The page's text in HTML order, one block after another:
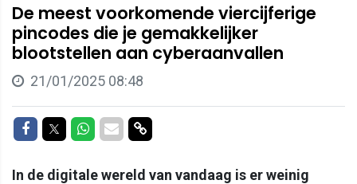
De meest voorkomende viercijferige
pincodes die je gemakkelijker
blootstellen aan cyberaanvallen
21/01/2025 08:48
Delen op Facebook
Delen op Twitter
Delen op Whatsapp
Delen via Mail
Delen via link
In de digitale wereld van vandaag is er weinig